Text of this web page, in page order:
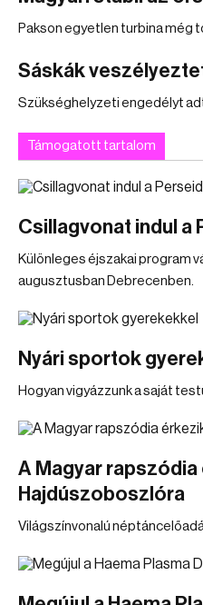
Pakson egyetlen turbina még
Sáskák
Szükséghelyzeti engedélyt
Támogatott tartalom
Csillagvonat indul a
Különleges éjszakai program
augusztusban Debrecenben.
Nyári sportok
Hogyan vigyázzunk a saját
A Magyar
Hajdúszoboszlóra
Világszínvonalú